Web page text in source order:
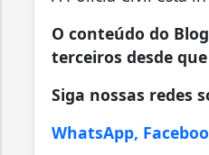
O conteúdo do
terceiros desde
Siga nossas redes
WhatsApp,